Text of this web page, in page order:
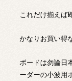
これだけ揃えば
かなりお買い得
ボードは勿論日
ーダーの小波用